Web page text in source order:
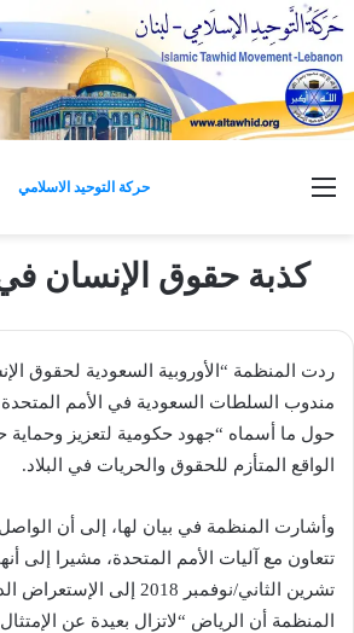
حركة التوحيد الاسلامي
كذبة حقوق الإنسان
ردت المنظمة “الأوروبية السعودية لحقوق
مندوب السلطات السعودية في الأمم المتحدة
حول ما أسماه “جهود حكومية لتعزيز وحماية
الواقع المتأزم للحقوق والحريات في البلاد.
وأشارت المنظمة في بيان لها، إلى أن
تتعاون مع آليات الأمم المتحدة، مشيرا إلى
تشرين الثاني/نوفمبر 2018
المنظمة أن الرياض “لاتزال بعيدة عن